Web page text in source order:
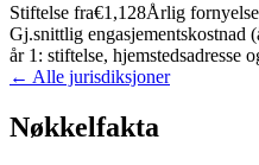
Stiftelse fra€1,128Årlig
Gj.snittlig engasjementskostnad
år 1: stiftelse, hjemstedsadresse
← Alle jurisdiksjoner
Nøkkelfakta